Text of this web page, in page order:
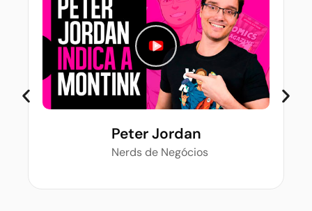
Peter Jordan
Nerds de Negócios